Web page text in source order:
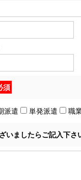
須
派遣 単発派遣 職
いましたらご記入下さ